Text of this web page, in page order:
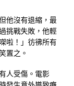
他沒有退縮，最
挑戰失敗，他輕
啦！」彷彿所有
置之。
人受傷。電影